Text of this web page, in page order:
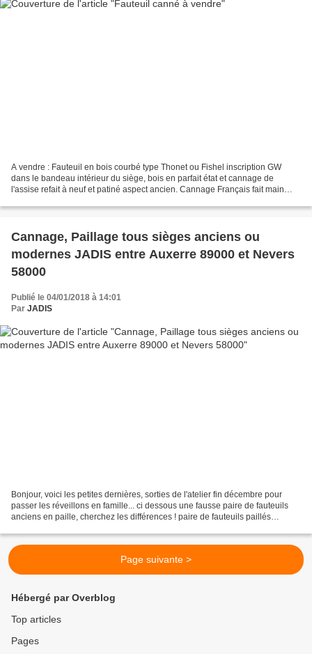
A vendre : Fauteuil en bois courbé type Thonet ou Fishel inscription GW
dans le bandeau intérieur du siège, bois en parfait état et cannage de
l'assise refait à neuf et patiné aspect ancien. Cannage Français fait main
Cannage, Paillage tous sièges anciens ou
modernes JADIS entre Auxerre 89000 et Nevers
58000
Publié le 04/01/2018 à 14:01
Par JADIS
Bonjour, voici les petites dernières, sorties de l'atelier fin décembre pour
passer les réveillons en famille... ci dessous une fausse paire de fauteuils
anciens en paille, cherchez les différences ! paire de fauteuils paillés
Page suivante >
Hébergé par Overblog
Top articles
Pages